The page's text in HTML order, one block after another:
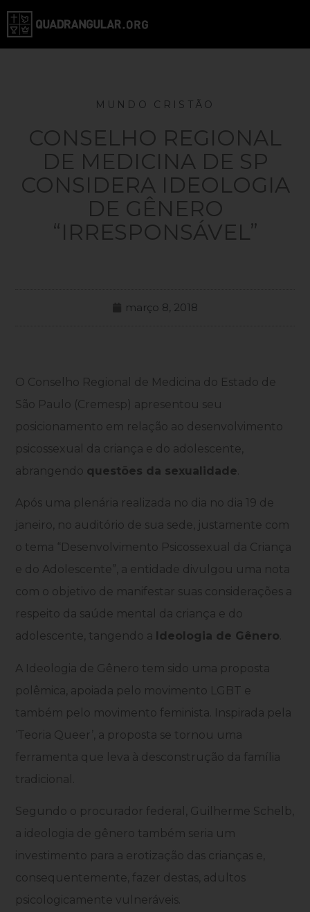
MUNDO CRISTÃO
CONSELHO REGIONAL
DE MEDICINA DE SP
CONSIDERA IDEOLOGIA
DE GÊNERO
“IRRESPONSÁVEL”
março 8, 2018
O Conselho Regional de Medicina do Estado de
São Paulo (Cremesp) apresentou seu
posicionamento em relação ao desenvolvimento
psicossexual da criança e do adolescente,
abrangendo questões da sexualidade
Após uma plenária realizada no dia no dia 19 de
janeiro, no auditório de sua sede, justamente com
o tema “Desenvolvimento Psicossexual da Criança
e do Adolescente”, a entidade divulgou uma nota
com o objetivo de manifestar suas considerações a
respeito da saúde mental da criança e do
adolescente, tangendo a Ideologia de Gênero
A Ideologia de Gênero tem sido uma proposta
polêmica, apoiada pelo movimento LGBT e
também pelo movimento feminista. Inspirada pela
‘Teoria Queer’, a proposta se tornou uma
ferramenta que leva à desconstrução da família
tradicional.
Segundo o procurador federal, Guilherme Schelb,
a ideologia de gênero também seria um
investimento para a erotização das crianças e,
consequentemente, fazer destas, adultos
psicologicamente vulneráveis.